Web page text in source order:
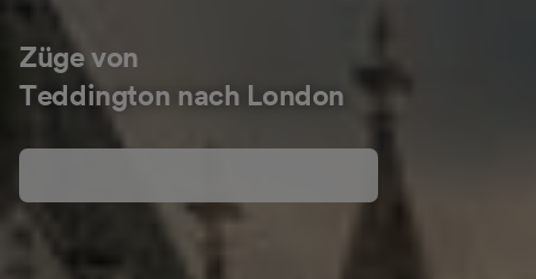
Züge von
Teddington nach London